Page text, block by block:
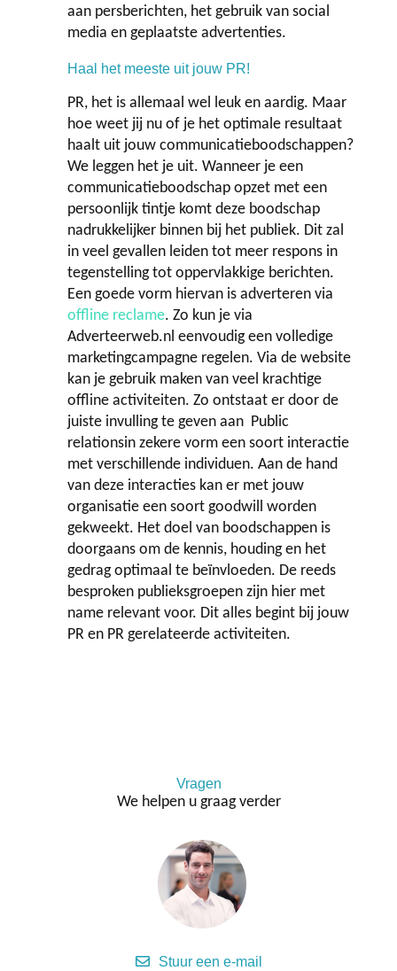
aan persberichten, het gebruik van social
media en geplaatste advertenties.
Haal het meeste uit jouw PR!
PR, het is allemaal wel leuk en aardig. Maar
hoe weet jij nu of je het optimale resultaat
haalt uit jouw communicatieboodschappen?
We leggen het je uit. Wanneer je een
communicatieboodschap opzet met een
persoonlijk tintje komt deze boodschap
nadrukkelijker binnen bij het publiek. Dit zal
in veel gevallen leiden tot meer respons in
tegenstelling tot oppervlakkige berichten.
Een goede vorm hiervan is adverteren via
offline reclame. Zo kun je via
Adverteerweb.nl eenvoudig een volledige
marketingcampagne regelen. Via de website
kan je gebruik maken van veel krachtige
offline activiteiten. Zo ontstaat er door de
juiste invulling te geven aan Public
relationsin zekere vorm een soort interactie
met verschillende individuen. Aan de hand
van deze interacties kan er met jouw
organisatie een soort goodwill worden
gekweekt. Het doel van boodschappen is
doorgaans om de kennis, houding en het
gedrag optimaal te beïnvloeden. De reeds
besproken publieksgroepen zijn hier met
name relevant voor. Dit alles begint bij jouw
PR en PR gerelateerde activiteiten.
Vragen
We helpen u graag verder
Stuur een e-mail